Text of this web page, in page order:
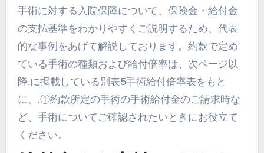
手術に対する入院保障について、保険金・給付金
の支払基準をわかりやすくご説明するため、代表
的な事例をあげて解説しております。約款で定め
ている手術の種類および給付倍率は、次ページ以
降.に掲載している別表5手術給付倍率表をもと
に、.①約款所定の手術の手術給付金のご請求時な
ど、手術についてご確認されたいときにお役立て
ください。